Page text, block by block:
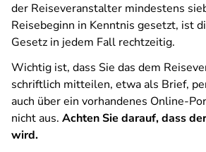
der Reiseveranstalter mindestens
Reisebeginn in Kenntnis gesetzt, ist
Gesetz in jedem Fall rechtzeitig.
Wichtig ist, dass Sie das dem
schriftlich mitteilen, etwa als Brief,
auch über ein vorhandenes Online-
nicht aus. Achten Sie darauf, dass
wird.